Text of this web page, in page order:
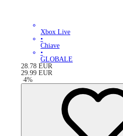
Xbox Live
•
Chiave
•
GLOBALE
28.78 EUR
29.99 EUR
-4%